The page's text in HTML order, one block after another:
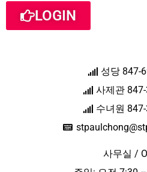
LOGIN
성당 847-
사제관
수녀원
사무실 /